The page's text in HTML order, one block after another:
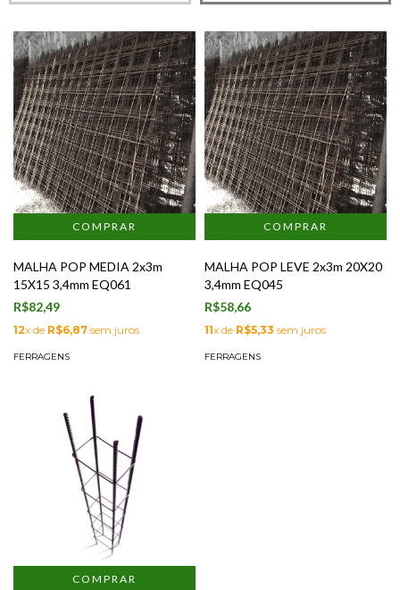
MALHA POP MEDIA 2x3m
15X15 3,4mm EQ061
R$82,49
12x de R$6,87 sem juros
FERRAGENS
MALHA POP LEVE 2x3m 20X20
3,4mm EQ045
R$58,66
11x de R$5,33 sem juros
FERRAGENS